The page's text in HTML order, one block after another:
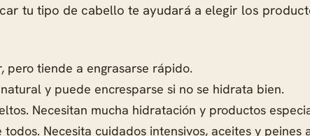
tu tipo de cabello te ayudará a elegir los
tiende a engrasarse rápido.
y puede encresparse si no se hidrata bien.
Necesitan mucha hidratación y productos
Necesita cuidados intensivos, aceites y peines